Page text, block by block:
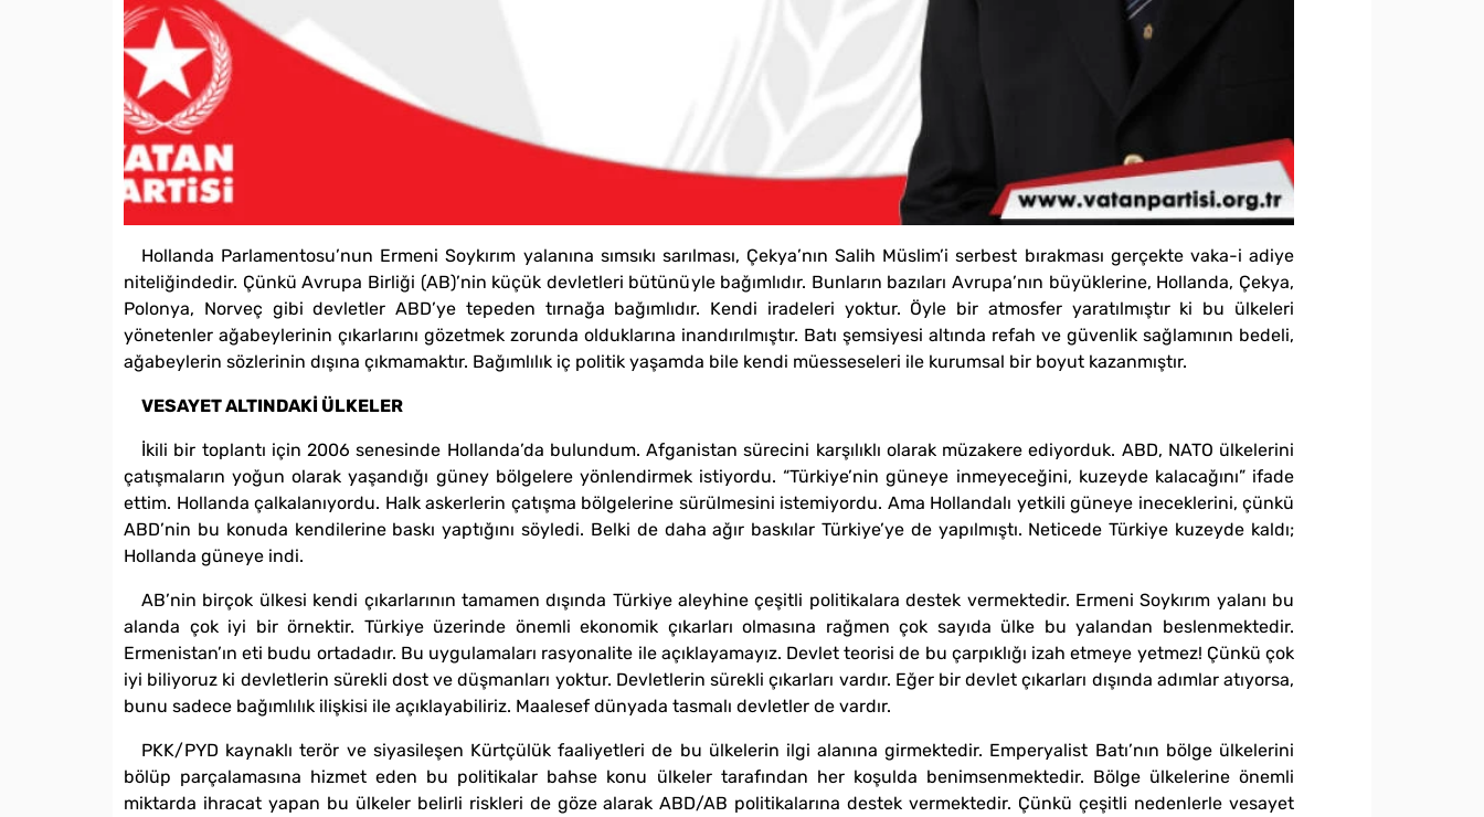
Hollanda Parlamentosu’nun Ermeni Soykırım yalanına sımsıkı sarılması, Çekya’nın Salih Müslim’i serbest bırakması gerçekte vaka-i adiye
niteliğindedir. Çünkü Avrupa Birliği (AB)’nin küçük devletleri bütünüyle bağımlıdır. Bunların bazıları Avrupa’nın büyüklerine, Hollanda, Çekya,
Polonya, Norveç gibi devletler ABD’ye tepeden tırnağa bağımlıdır. Kendi iradeleri yoktur. Öyle bir atmosfer yaratılmıştır ki bu ülkeleri
yönetenler ağabeylerinin çıkarlarını gözetmek zorunda olduklarına inandırılmıştır. Batı şemsiyesi altında refah ve güvenlik sağlamının bedeli,
ağabeylerin sözlerinin dışına çıkmamaktır. Bağımlılık iç politik yaşamda bile kendi müesseseleri ile kurumsal bir boyut kazanmıştır.
VESAYET ALTINDAKİ ÜLKELER
İkili bir toplantı için 2006 senesinde Hollanda’da bulundum. Afganistan sürecini karşılıklı olarak müzakere ediyorduk. ABD, NATO ülkelerini
çatışmaların yoğun olarak yaşandığı güney bölgelere yönlendirmek istiyordu. “Türkiye’nin güneye inmeyeceğini, kuzeyde kalacağını” ifade
ettim. Hollanda çalkalanıyordu. Halk askerlerin çatışma bölgelerine sürülmesini istemiyordu. Ama Hollandalı yetkili güneye ineceklerini, çünkü
ABD’nin bu konuda kendilerine baskı yaptığını söyledi. Belki de daha ağır baskılar Türkiye’ye de yapılmıştı. Neticede Türkiye kuzeyde kaldı;
Hollanda güneye indi.
AB’nin birçok ülkesi kendi çıkarlarının tamamen dışında Türkiye aleyhine çeşitli politikalara destek vermektedir. Ermeni Soykırım yalanı bu
alanda çok iyi bir örnektir. Türkiye üzerinde önemli ekonomik çıkarları olmasına rağmen çok sayıda ülke bu yalandan beslenmektedir.
Ermenistan’ın eti budu ortadadır. Bu uygulamaları rasyonalite ile açıklayamayız. Devlet teorisi de bu çarpıklığı izah etmeye yetmez! Çünkü çok
iyi biliyoruz ki devletlerin sürekli dost ve düşmanları yoktur. Devletlerin sürekli çıkarları vardır. Eğer bir devlet çıkarları dışında adımlar atıyorsa,
bunu sadece bağımlılık ilişkisi ile açıklayabiliriz. Maalesef dünyada tasmalı devletler de vardır.
PKK/PYD kaynaklı terör ve siyasileşen Kürtçülük faaliyetleri de bu ülkelerin ilgi alanına girmektedir. Emperyalist Batı’nın bölge ülkelerini
bölüp parçalamasına hizmet eden bu politikalar bahse konu ülkeler tarafından her koşulda benimsenmektedir. Bölge ülkelerine önemli
miktarda ihracat yapan bu ülkeler belirli riskleri de göze alarak ABD/AB politikalarına destek vermektedir. Çünkü çeşitli nedenlerle vesayet